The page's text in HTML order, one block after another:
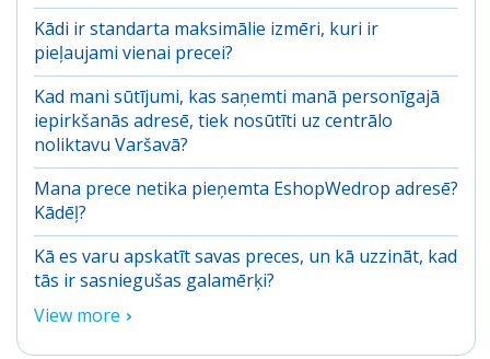
Kādi ir standarta maksimālie izmēri, kuri ir
pieļaujami vienai precei?
Kad mani sūtījumi, kas saņemti manā personīgajā
iepirkšanās adresē, tiek nosūtīti uz centrālo
noliktavu Varšavā?
Mana prece netika pieņemta EshopWedrop adresē?
Kādēļ?
Kā es varu apskatīt savas preces, un kā uzzināt, kad
tās ir sasniegušas galamērķi?
View more